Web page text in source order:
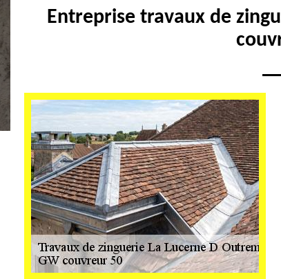
Entreprise travaux de